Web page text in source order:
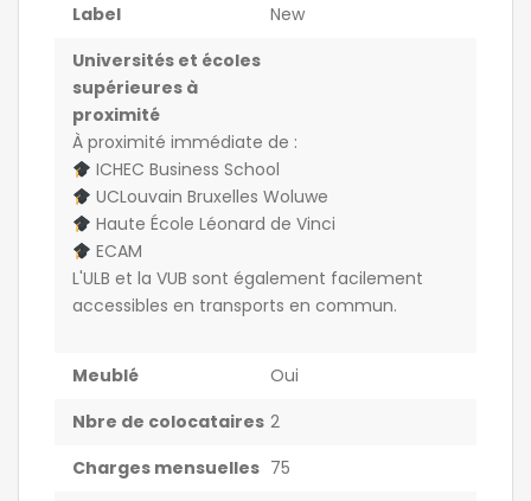
Label
New
Universités et écoles
supérieures à
proximité
À proximité immédiate de :
ICHEC Business School
UCLouvain Bruxelles Woluwe
Haute École Léonard de Vinci
ECAM
L'ULB et la VUB sont également facilement
accessibles en transports en commun.
Meublé
Oui
Nbre de colocataires 2
Charges mensuelles 75